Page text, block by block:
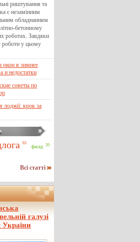
риштування та
є незамінним
обладнанням
бетонному
роботах. Завдяки
роботи у цьому
окон в зимнее
недостатки
советы по
лоджії: крок за
63
фасад 20
Всі статті
галузі
України